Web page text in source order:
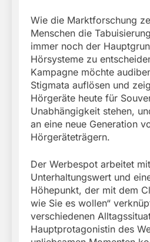
Wie die Marktforschung
Menschen die
immer noch der
Hörsysteme zu
Kampagne möchte
Stigmata auflösen und
Hörgeräte heute für
Unabhängigkeit stehen,
an eine neue Generation
Hörgeräteträgern.
Der Werbespot arbeitet
Unterhaltungswert und
Höhepunkt, der mit dem
wie Sie es wollen“
verschiedenen
Hauptprotagonistin des